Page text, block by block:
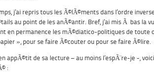
j’ai repris tous les Ã©lÃ©ments dans l’ordre
au point de les anÃ©antir. Bref, j’ai mis Ã bas la
en permanence les mÃ©diatico-politiques de toute
», pour se faire Ã©couter ou pour se faire Ã©lire.
appÃ©tit de sa lecture – au moins l’espÃ¨re-je -,
: